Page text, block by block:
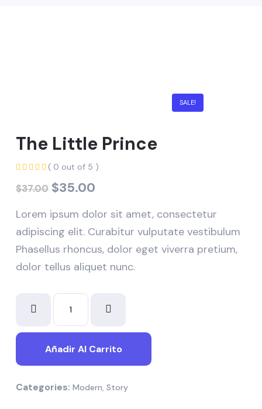
SALE!
The Little Prince
( 0 out of 5 )
$37.00 El
original
era:
$37.00.
$35.00
actual
es:
$35.00.
Lorem ipsum dolor sit amet, consectetur
adipiscing elit. Curabitur vulputate vestibulum
Phasellus rhoncus, dolor eget viverra pretium,
dolor tellus aliquet nunc.
Little
Prince
quantityAñadir Al Carrito
Categories: Modern, Story